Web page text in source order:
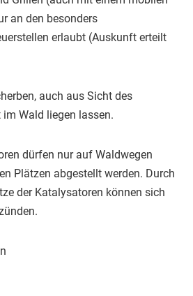
an den besonders
erlaubt (Auskunft erteilt
auch aus Sicht des
Wald liegen lassen.
dürfen nur auf Waldwegen
Plätzen abgestellt werden. Durch
der Katalysatoren können sich